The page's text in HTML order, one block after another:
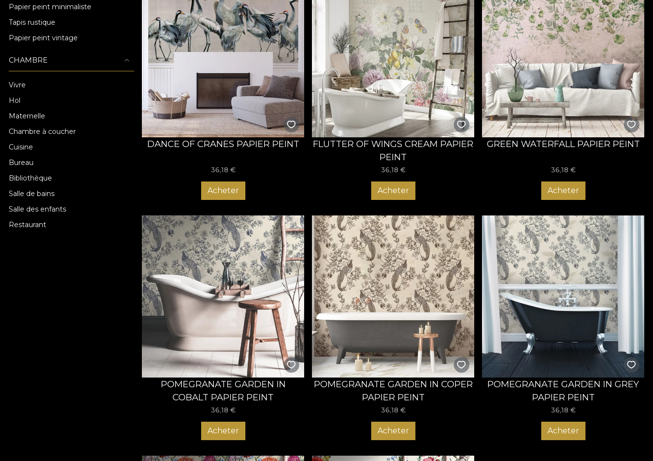
Papier peint minimaliste
Tapis rustique
Papier peint vintage
CHAMBRE
Vivre
Hol
Maternelle
Chambre à coucher
Cuisine
Bureau
Bibliothèque
Salle de bains
Salle des enfants
Restaurant
DANCE OF CRANES PAPIER PEINT
36,18 €
Acheter
FLUTTER OF WINGS CREAM PAPIER
PEINT
36,18 €
Acheter
GREEN WATERFALL PAPIER PEINT
36,18 €
Acheter
POMEGRANATE GARDEN IN
COBALT PAPIER PEINT
36,18 €
Acheter
POMEGRANATE GARDEN IN COPER
PAPIER PEINT
36,18 €
Acheter
POMEGRANATE GARDEN IN GREY
PAPIER PEINT
36,18 €
Acheter